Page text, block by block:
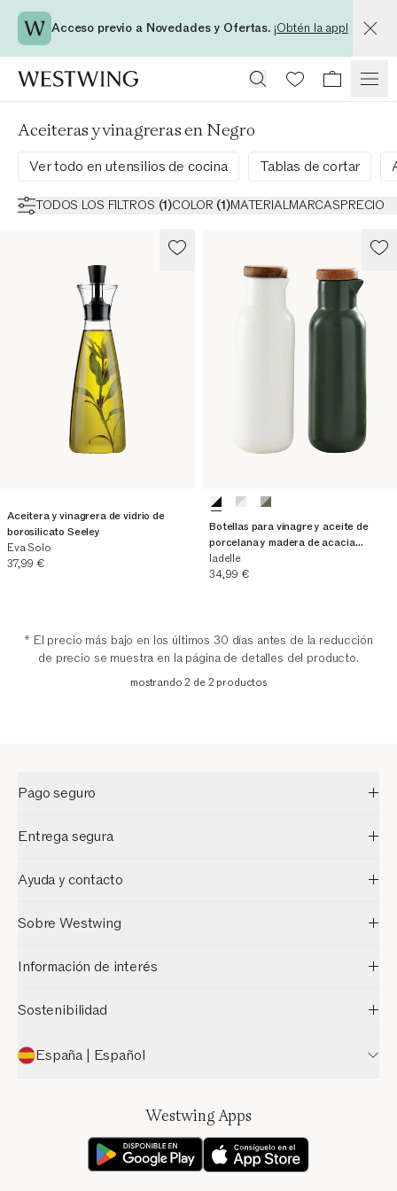
Acceso previo a Novedades y Ofertas. ¡Obtén la app!
Ver todo en utensilios de cocina Tablas de cortar
Aceiteras y vinagreras en Negro
TODOS LOS FILTROS (1)COLOR (1)MATERIALMARCASPRECIO
Aceitera y vinagrera de vidrio de
borosilicato Seeley
Eva Solo
Precio actual
37,99 €
Botellas para vinagre y aceite de
porcelana y madera de acacia
Essentials, set de 2
ladelle
Precio actual
34,99 €
* El precio más bajo en los últimos 30 días antes de la reducción
de precio se muestra en la página de detalles del producto.
mostrando 2 de 2 productos
Pago seguro
Entrega segura
Ayuda y contacto
Sobre Westwing
Información de interés
Sostenibilidad
España | Español
Westwing Apps